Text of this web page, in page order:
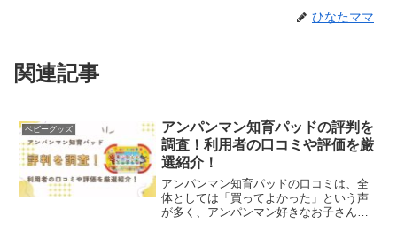
ひなたママ
関連記事
ベビーグッズ
アンパンマン知育パッドの評判を
調査！利用者の口コミや評価を厳
選紹介！
アンパンマン知育パッドの口コミは、全
体としては「買ってよかった」という声
が多く、アンパンマン好きなお子さんに